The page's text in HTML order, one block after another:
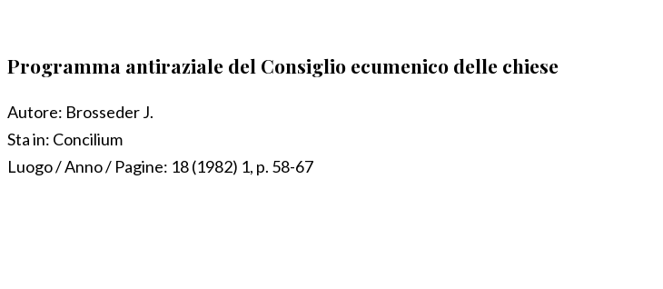
Programma antiraziale del Consiglio ecumenico delle chiese
Autore: Brosseder J.
Sta in: Concilium
Luogo / Anno / Pagine: 18 (1982) 1, p. 58-67